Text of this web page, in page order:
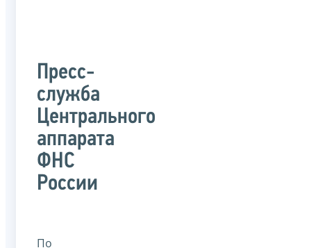
Пресс-
служба
Центрального
аппарата
ФНС
России
По